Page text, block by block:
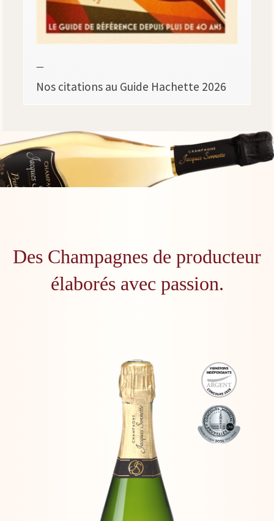
—
Nos citations au Guide Hachette 2026
Des Champagnes de producteur
élaborés avec passion.